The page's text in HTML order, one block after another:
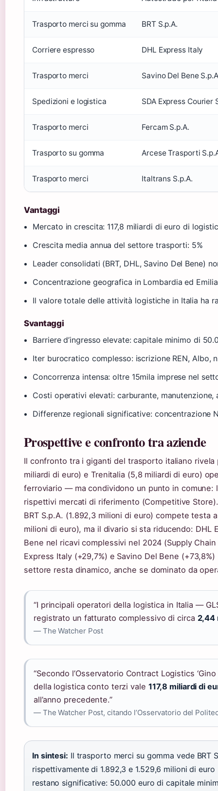
Trasporto merci su gomma BRT S.p.A.
Corriere espresso DHL Express Italy
Trasporto merci Savino Del Bene
Spedizioni e logistica SDA Express Courier
Trasporto merci Fercam S.p.A.
Trasporto su gomma Arcese Trasporti
Trasporto merci Italtrans S.p.A.
Vantaggi
Mercato in crescita: 117,8 miliardi di euro di
Crescita media annua del settore trasporti: 5%
Leader consolidati (BRT, DHL, Savino Del Bene)
Concentrazione geografica in Lombardia ed
Il valore totale delle attività logistiche in Italia ha
Svantaggi
Barriere d’ingresso elevate: capitale minimo di
Iter burocratico complesso: iscrizione REN, Albo,
Concorrenza intensa: oltre 15mila imprese nel
Costi operativi elevati: carburante, manutenzione,
Differenze regionali significative: concentrazione
Prospettive e confronto tra aziende
Il confronto tra i giganti del trasporto italiano
miliardi di euro) e Trenitalia (5,8 miliardi di euro)
ferroviario — ma condividono un punto in comune:
rispettivi mercati di riferimento (Competitive
BRT S.p.A. (1.892,3 milioni di euro) compete testa
milioni di euro), ma il divario si sta riducendo: DHL
Bene nel ricavi complessivi nel 2024 (Supply
Express Italy (+29,7%) e Savino Del Bene
settore resta dinamico, anche se dominato da
“I principali operatori della logistica in Italia —
registrato un fatturato complessivo di circa 2,44
— The Watcher Post
“Secondo l’Osservatorio Contract Logistics
della logistica conto terzi vale 117,8 miliardi di
all’anno precedente.”
— The Watcher Post, citando l’Osservatorio del
In sintesi: Il trasporto merci su gomma vede BRT
rispettivamente di 1.892,3 e 1.529,6 milioni di
restano significative: 50.000 euro di capitale